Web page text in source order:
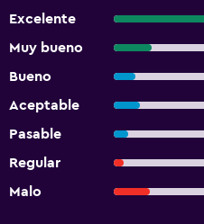
Excelente
Muy bueno
Bueno
Aceptable
Pasable
Regular
Malo